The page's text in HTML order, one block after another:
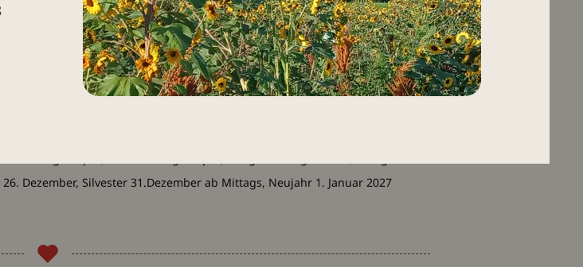
bis 13 Uhr (Sonntags bis 12 Uhr).
uns bitte telefonisch07026 / 60100-0
Radfahrern reservieren wir nicht alle Plätze. Wenn online
Dezember, Silvester 31.Dezember ab Mittags, Neujahr 1. Januar 2027